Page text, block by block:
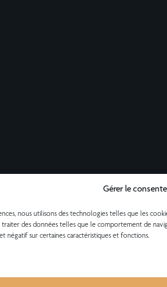
Gérer le
nous utilisons des technologies telles que les
des données telles que le comportement de
négatif sur certaines caractéristiques et fonctions.